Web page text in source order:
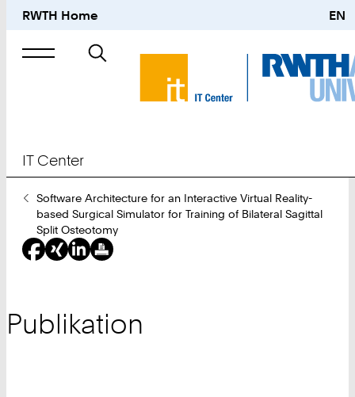
RWTH Home EN
Suche
nach
IT Center
Sie
sind
hier:
Software Architecture for an Interactive Virtual Reality-
based Surgical Simulator for Training of Bilateral Sagittal
Split Osteotomy
Publikation